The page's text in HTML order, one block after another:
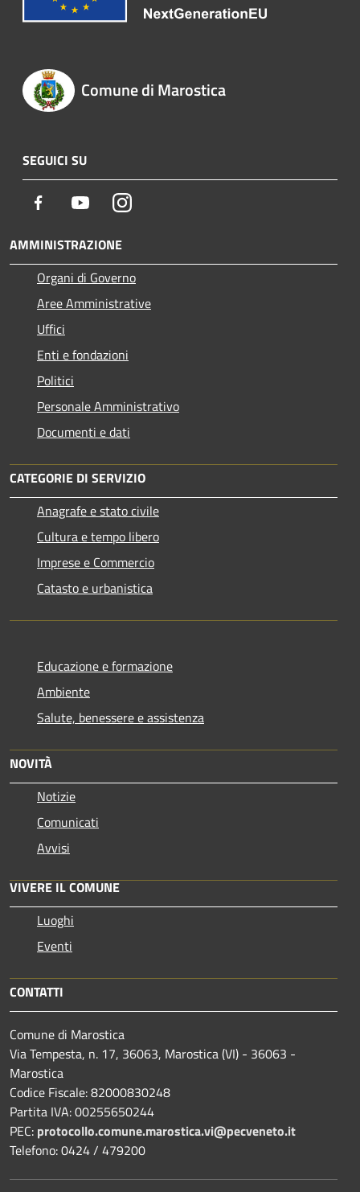
Comune di Marostica
SEGUICI SU
Facebook YoutubeInstagram
AMMINISTRAZIONE
Organi di Governo
Aree Amministrative
Uffici
Enti e fondazioni
Politici
Personale Amministrativo
Documenti e dati
CATEGORIE DI SERVIZIO
Anagrafe e stato civile
Cultura e tempo libero
Imprese e Commercio
Catasto e urbanistica
Educazione e formazione
Ambiente
Salute, benessere e assistenza
NOVITÀ
Notizie
Comunicati
Avvisi
VIVERE IL COMUNE
Luoghi
Eventi
CONTATTI
Comune di Marostica
Via Tempesta, n. 17, 36063, Marostica (VI) - 36063 -
Marostica
Codice Fiscale: 82000830248
Partita IVA: 00255650244
PEC: protocollo.comune.marostica.vi@pecveneto.it
Telefono: 0424 / 479200